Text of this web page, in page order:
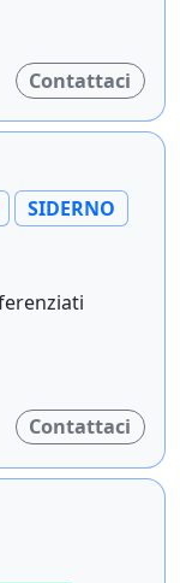
Contattaci
SIDERNO
Contattaci